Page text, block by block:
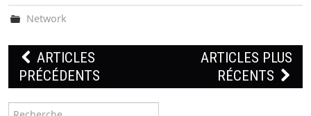
Network
Navigation
des
articles
ARTICLES
PRÉCÉDENTS
ARTICLES PLUS
RÉCENTS
Rechercher :